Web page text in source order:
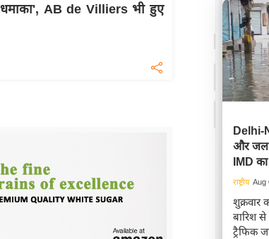
AB de Villiers भी हुए
Delhi-
और
IMD
राष्ट्रीय Aug
शुक्रवार
बारिश
ट्रैफिक